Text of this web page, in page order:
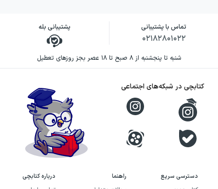
تماس با پشتیبانی
۰۲۱۸۲۸۰۱۰۲۲
پشتیبانی بله
شنبه تا پنجشنبه از ۸ صبح تا ۱۸ عصر بجز روزهای تعطیل
دسترسی سریع
راهنما
درباره کتابچی
کتابچی در شبکه‌های اجتماعی